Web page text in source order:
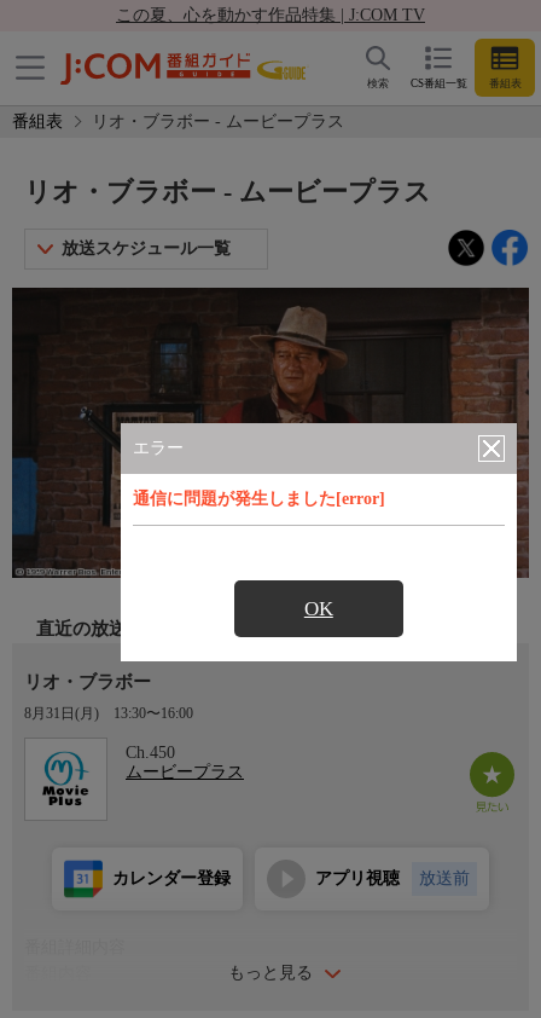
この夏、心を動かす作品特集 | J:COM TV
CS番組一覧 番組表
検索
番組表 リオ・ブラボー - ムービープラス
エラー
通信に問題が発生しました[error]
OK
リオ・ブラボー - ムービープラス
放送スケジュール一覧
直近の放送
リオ・ブラボー
8月31日(月) 13:30〜16:00
Ch.450
ムービープラス
もっと見る
カレンダー登録 アプリ視聴 放送前